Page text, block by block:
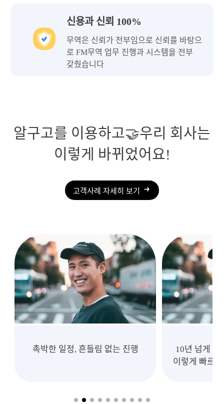
신용과 신뢰 100%
무역은 신뢰가 전부임으로 신뢰를 바탕으
로 FM무역 업무 진행과 시스템을 전부
갖췄습니다
알구고를 이용하고🤝우리 회사는
이렇게 바뀌었어요!
고객사례 자세히 보기
촉박한 일정, 흔들림 없는 진행
10년 넘게 중
이렇게 빠르